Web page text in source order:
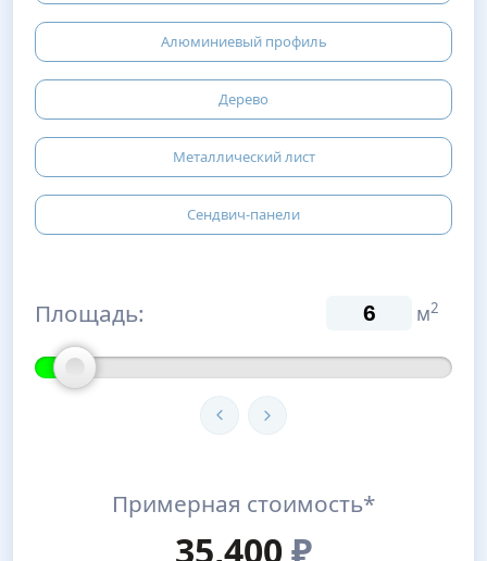
Алюминиевый профиль
Дерево
Металлический лист
Сендвич-панели
Площадь: м2
Примерная стоимость*
35,400₽